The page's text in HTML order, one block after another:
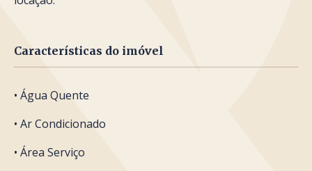
Características do imóvel
• Água Quente
• Ar Condicionado
• Área Serviço